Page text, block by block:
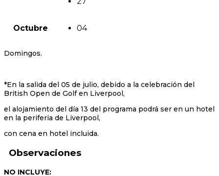
Octubre 04
Domingos.
*En la salida del 05 de julio, debido a la celebración del
British Open de Golf en Liverpool,
el alojamiento del día 13 del programa podrá ser en un hotel
en la periferia de Liverpool,
con cena en hotel incluida.
Observaciones
NO INCLUYE: